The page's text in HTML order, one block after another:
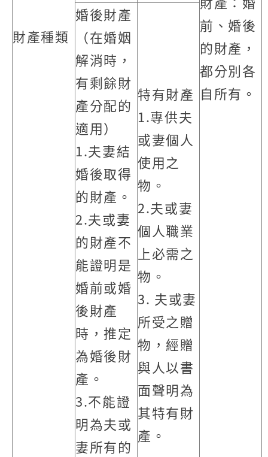
財產種類
前、婚後
的財產，
都分別各
自所有。
婚後財產
（在婚姻
解消時，
有剩餘財
產分配的
適用）
1.夫妻結
婚後取得
的財產。
2.夫或妻
的財產不
能證明是
婚前或婚
後財產
時，推定
為婚後財
產。
3.不能證
明為夫或
妻所有的
特有財產
1.專供夫
或妻個人
使用之
物。
2.夫或妻
個人職業
上必需之
物。
3. 夫或妻
所受之贈
物，經贈
與人以書
面聲明為
其特有財
產。